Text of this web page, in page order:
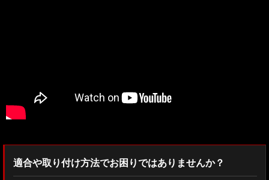
適合や取り付け方法でお困りではありませんか？